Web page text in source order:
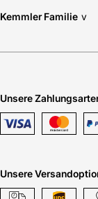
Kemmler Familie v
Unsere
Unsere